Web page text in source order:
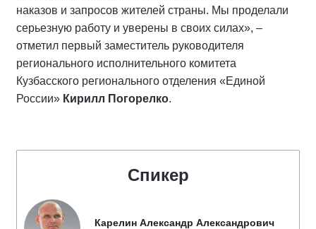
наказов и запросов жителей страны. Мы проделали
серьезную работу и уверены в своих силах», –
отметил первый заместитель руководителя
регионального исполнительного комитета
Кузбасского регионального отделения «Единой
России» Кирилл Погорелко.
Спикер
Карелин Александр Александрович